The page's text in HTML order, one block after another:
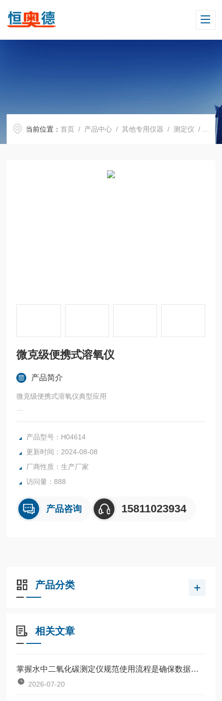
当前位置：首页 / 产品中心 /其他专用仪器 /测定仪 / H04614微克级便携式溶氧仪
微克级便携式溶氧仪
产品简介
微克级便携式溶氧仪典型应用
广泛应用于火电、化工、冶金、水处理、制药、生化、电子、
电镀、印染、化学、食品和自来水中溶解氧的在线监测。
产品型号：H04614
更新时间：2024-08-08
厂商性质：生产厂家
访问量：888
产品咨询 15811023934
产品分类
相关文章
掌握水中二氧化碳测定仪规范使用流程是确保数据准确可靠的前提
2026-07-20